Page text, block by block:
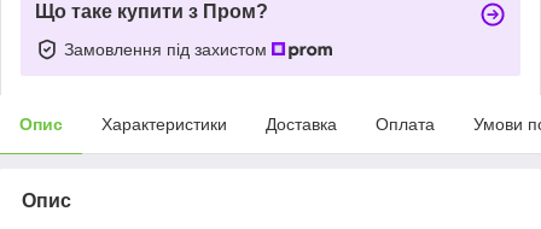
Що таке купити з Пром?
Замовлення під захистом
Опис Характеристики Доставка Оплата Умови
Опис